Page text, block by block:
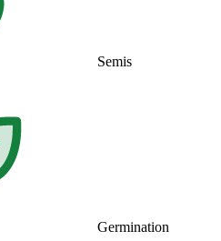
Semis
Germination